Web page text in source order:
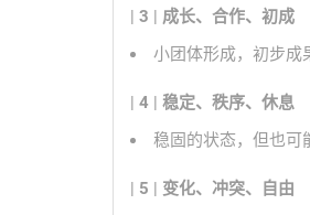
| 3 | 成长、合作、初成
小团体形成，初步成
| 4 | 稳定、秩序、休息
稳固的状态，但也可
| 5 | 变化、冲突、自由